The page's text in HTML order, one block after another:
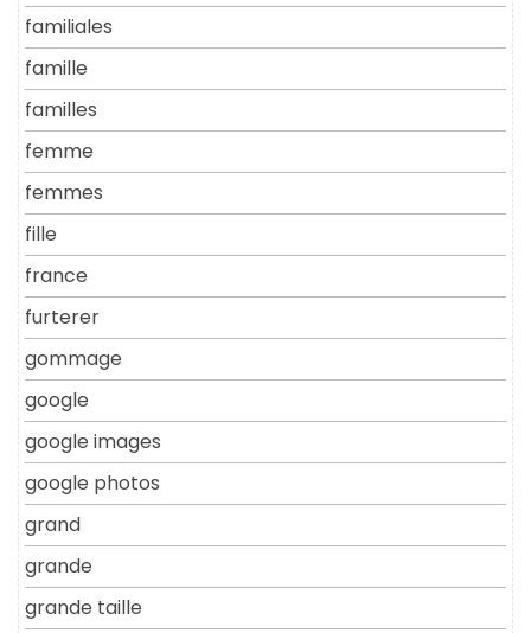
familiales
famille
familles
femme
femmes
fille
france
furterer
gommage
google
google images
google photos
grand
grande
grande taille